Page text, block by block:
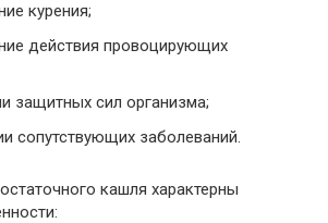
курения;
действия провоцирующих
защитных сил организма;
сопутствующих заболеваний.
кашля характерны